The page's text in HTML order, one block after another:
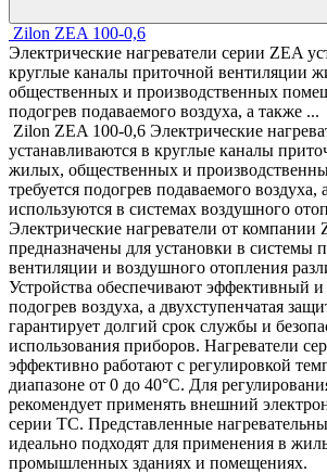
Zilon ZEA 100-0,6
Электрические нагреватели серии ZEA
круглые каналы приточной вентиляции
общественных и производственных
подогрев подаваемого воздуха, а также ...
Zilon ZEA 100-0,6 Электрические
устанавливаются в круглые каналы
жилых, общественных и
требуется подогрев подаваемого воздуха,
используются в системах воздушного
Электрические нагреватели от компании
предназначены для установки в системы
вентиляции и воздушного отопления
Устройства обеспечивают эффективный
подогрев воздуха, а двухступенчатая
гарантирует долгий срок службы и
использования приборов. Нагреватели
эффективно работают с регулировкой
диапазоне от 0 до 40°С. Для
рекомендует применять внешний
серии ТС. Представленные
идеально подходят для применения в
промышленных зданиях и помещениях.